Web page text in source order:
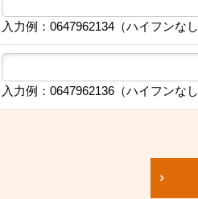
入力例：0647962134（ハイフンなし
入力例：0647962136（ハイフンなし